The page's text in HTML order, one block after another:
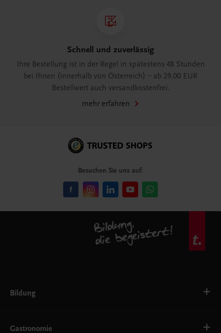
Schnell und zuverlässig
Ihre Bestellung ist in der Regel in spätestens 48 Stunden
bei Ihnen (innerhalb von Österreich) – ab 29,00 EUR
Bestellwert auch versandkostenfrei.
mehr erfahren
Besuchen Sie uns auf:
Bildung
AHS
Gastronomie